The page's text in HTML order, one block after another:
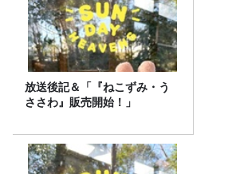
放送後記＆「『ねこずみ・う
ささわ』販売開始！」